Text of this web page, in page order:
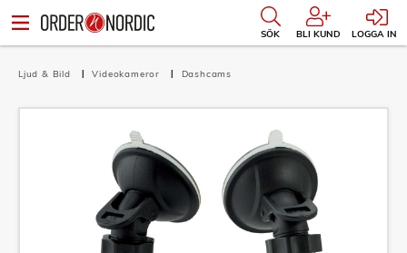
SÖK BLI KUND LOGGA IN
Ljud & Bild Videokameror Dashcams